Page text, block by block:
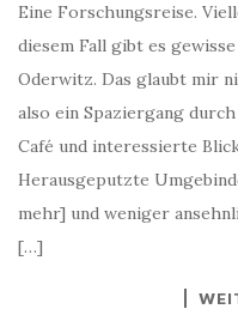
Eine Forschungsreise.
diesem Fall gibt es
Oderwitz. Das glaubt mir
also ein Spaziergang
Café und interessierte
Herausgeputzte
mehr] und weniger
[…]